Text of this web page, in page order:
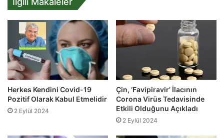
Herkes Kendini Covid-19
Pozitif Olarak Kabul Etmelidir
2 Eylül 2024
Çin, ‘Favipiravir’ İlacının
Corona Virüs Tedavisinde
Etkili Olduğunu Açıkladı
2 Eylül 2024